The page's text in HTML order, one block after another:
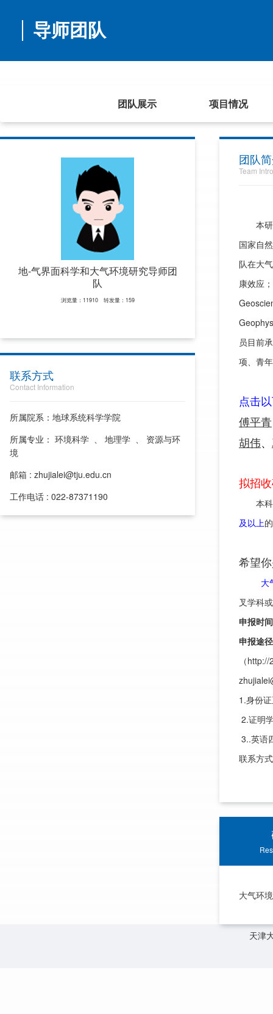
导师团队
团队展示 项目情况
地-气界面科学和大气环境研究导师团
队
浏览量：11910 转发量：159
联系方式
Contact Information
所属院系：地球系统科学学院
所属专业： 环境科学 、 地理学 、 资源与环
境
邮箱 : zhujialei@tju.edu.cn
工作电话 : 022-87371190
团队
Team
本研
国家自
队在大
康效应
员目前
项、青
点击
傅平青
胡伟、
拟招
本科
及以上
希望
大气
叉学科
申报时间
申报途径
（
1.身份
2.证明
3..英语
联系方
大气环
天津